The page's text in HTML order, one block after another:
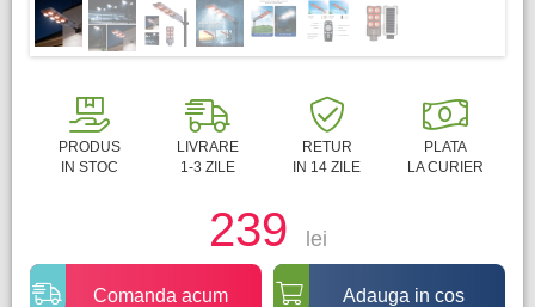
PRODUS
IN STOC
LIVRARE
1-3 ZILE
RETUR
IN 14 ZILE
PLATA
LA CURIER
239 lei
Comanda acum Adauga in cos